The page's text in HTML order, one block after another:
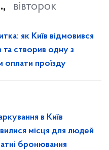
вівторок
як Київ відмовився
та створив одну з
оплати проїзду
в Київ
місця для людей
бронювання